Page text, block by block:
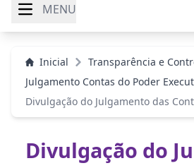
MENU
Inicial
Transparência e
Julgamento Contas do Poder
Divulgação do Julgamento das
Divulgação do